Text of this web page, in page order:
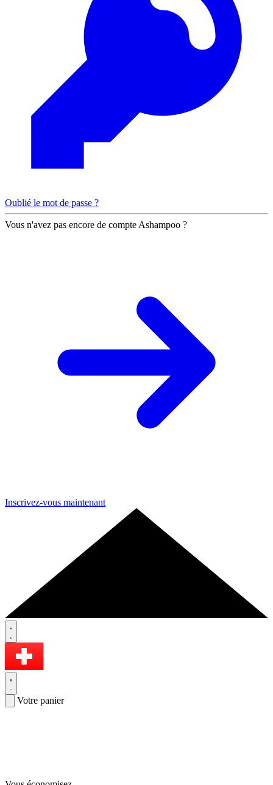
Oublié le mot de passe ?
Vous n'avez pas encore de compte Ashampoo ?
Inscrivez-vous maintenant
Votre panier